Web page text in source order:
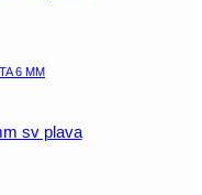
6 MM
sv plava